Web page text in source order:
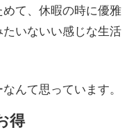
て、休暇の時に優雅
いないい感じな生活
んて思っています。
得